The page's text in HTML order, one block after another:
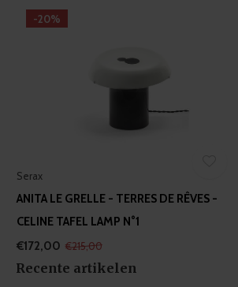
-20%
Serax
ANITA LE GRELLE - TERRES DE RÊVES -
CELINE TAFEL LAMP N°1
€172,00 €215,00
Recente artikelen